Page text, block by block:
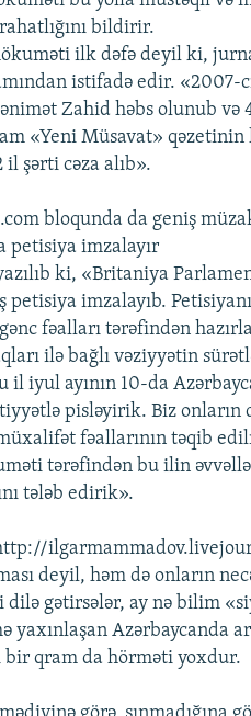
bildirir.
ilk dəfə deyil ki,
istifadə edir. «2007-
Zahid həbs olunub və
«Yeni Müsavat» qəzetinin
şərti cəza alıb».
bloqunda da geniş
petisiya imzalayır
ki, «Britaniya
imzalayıb.
fəalları tərəfindən
ilə bağlı vəziyyətin
iyul ayının 10-da
pisləyirik. Biz onların
fəallarının təqib
tərəfindən bu ilin
tələb edirik».
deyil, həm də onların
gətirsələr, ay nə bilim
Azərbaycanda
qram da hörməti yoxdur.